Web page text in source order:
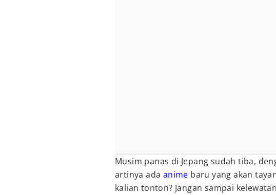
Musim panas di Jepang sudah tiba,
artinya ada anime baru yang akan
kalian tonton? Jangan sampai